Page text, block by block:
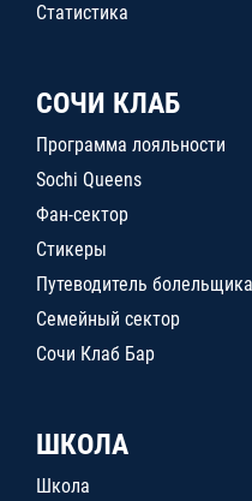
Статистика
СОЧИ КЛАБ
Программа лояльности
Sochi Queens
Фан-сектор
Стикеры
Путеводитель болельщика
Семейный сектор
Сочи Клаб Бар
ШКОЛА
Школа